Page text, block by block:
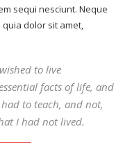
sequi nesciunt. Neque
dolor sit amet,
to live
facts of life, and
to teach, and not,
I had not lived.